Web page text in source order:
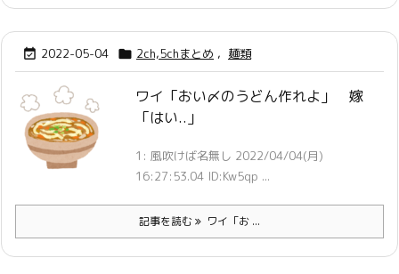
 2022-05-04  2ch,5chまとめ , 麺類
ワイ「おい〆のうどん作れよ」 嫁
「はい..」
1: 風吹けば名無し 2022/04/04(月)
16:27:53.04 ID:Kw5qp ...
記事を読む ワイ「お ...